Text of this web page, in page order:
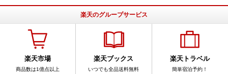
楽天のグループサービス
楽天市場
商品数は1億点以上
楽天ブックス
いつでも全品送料無料
楽天トラベル
簡単宿泊予約！